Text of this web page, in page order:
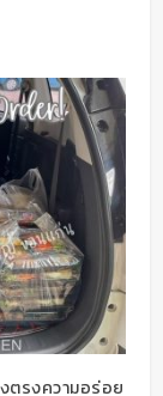
ตรงความอร่อย